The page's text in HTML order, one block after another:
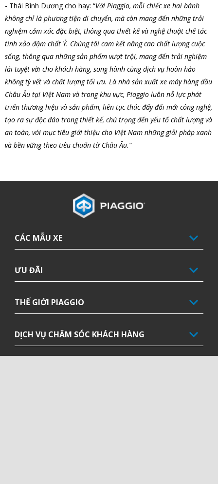
- Thái Bình Dương cho hay: “Với Piaggio, mỗi chiếc xe hai bánh
không chỉ là phương tiện di chuyển, mà còn mang đến những trải
nghiệm cảm xúc đặc biệt, thông qua thiết kế và nghệ thuật chế tác
tinh xảo đậm chất Ý. Chúng tôi cam kết nâng cao chất lượng cuộc
sống, thông qua những sản phẩm vượt trội, mang đến trải nghiệm
lái tuyệt vời cho khách hàng, song hành cùng dịch vụ hoàn hảo
không tỳ vết và chất lượng tối ưu. Là nhà sản xuất xe máy hàng đầu
Châu Âu tại Việt Nam và trong khu vực, Piaggio luôn nỗ lực phát
triển thương hiệu và sản phẩm, liên tục thúc đẩy đổi mới công nghệ,
tạo ra sự độc đáo trong thiết kế, chú trọng đến yếu tố chất lượng và
an toàn, với mục tiêu giới thiệu cho Việt Nam những giải pháp xanh
và bền vững theo tiêu chuẩn từ Châu Âu.”
Tổng số lượng tem Kỳ đầu tiên
CÁC MẪU XE
ƯU ĐÃI
THẾ GIỚI PIAGGIO
DỊCH VỤ CHĂM SÓC KHÁCH HÀNG